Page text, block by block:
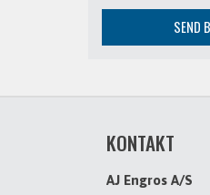
KONTAKT
AJ Engros A/S